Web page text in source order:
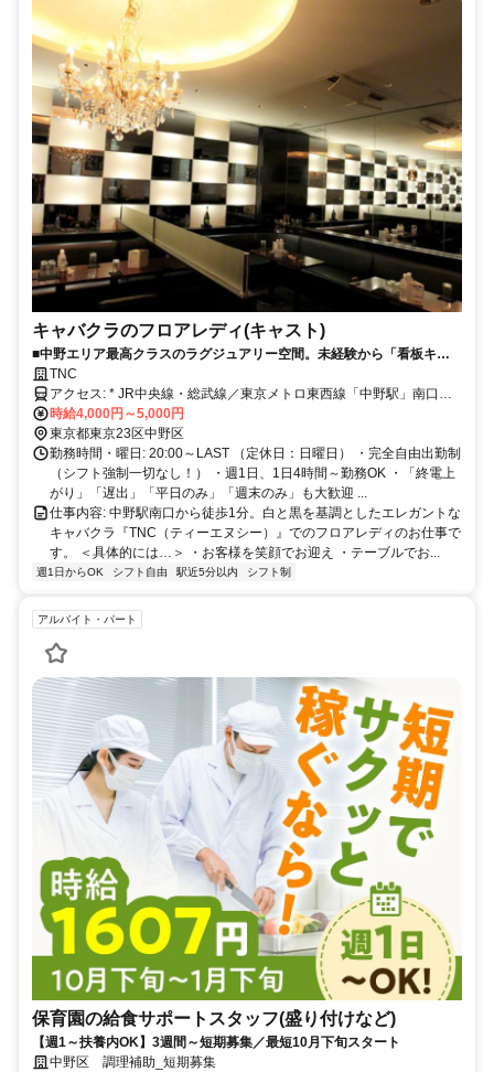
キャバクラのフロアレディ(キャスト)
■中野エリア最高クラスのラグジュアリー空間。未経験から「看板キャ
スト」になれる手厚いサポートあり！ 有名人やエリート層も来店する客
層抜群の『TNC』で、安心・安全に高収入を叶えませんか？
TNC
アクセス: * JR中央線・総武線／東京メトロ東西線「中野駅」南口よ
り徒歩1分！ ★ここがポイント！★ * 圧倒的な駅チカ！ 駅からすぐな
ので、雨の日やヒールでの出勤もラクラクです♪ * 都心からのアクセ
ス抜群！ 新宿駅や吉祥寺駅からも電車で1本（約5分）で通えます。 *
退勤後は無料の「送り」あり！ 終電を逃してしまっても、お店の専
用車でご自宅の近くまで安全にお送りします。深夜の帰り道も安心・
快適です◎（遠方の方もご相談に乗ります！）
時給4,000円～5,000円
東京都東京23区中野区
勤務時間・曜日: 20:00～LAST （定休日：日曜日） ・完全自由出勤制
（シフト強制一切なし！） ・週1日、1日4時間～勤務OK ・「終電上
がり」「遅出」「平日のみ」「週末のみ」も大歓迎 ...
仕事内容: 中野駅南口から徒歩1分。白と黒を基調としたエレガントな
キャバクラ『TNC（ティーエヌシー）』でのフロアレディのお仕事で
す。 ＜具体的には…＞ ・お客様を笑顔でお迎え ・テーブルでお...
週1日からOK シフト自由 駅近5分以内 シフト制
アルバイト・パート
保育園の給食サポートスタッフ(盛り付けなど)
【週1～扶養内OK】3週間～短期募集／最短10月下旬スタート
中野区 調理補助_短期募集